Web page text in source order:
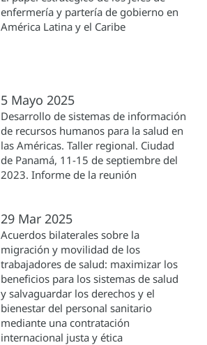
enfermería y partería de gobierno en
América Latina y el Caribe
5 Mayo 2025
Desarrollo de sistemas de información
de recursos humanos para la salud en
las Américas. Taller regional. Ciudad
de Panamá, 11-15 de septiembre del
2023. Informe de la reunión
29 Mar 2025
Acuerdos bilaterales sobre la
migración y movilidad de los
trabajadores de salud: maximizar los
beneficios para los sistemas de salud
y salvaguardar los derechos y el
bienestar del personal sanitario
mediante una contratación
internacional justa y ética